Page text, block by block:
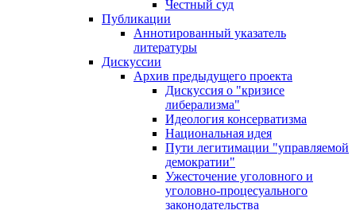
Честный суд
Публикации
Аннотированный указатель
литературы
Дискуссии
Архив предыдущего проекта
Дискуссия о "кризисе
либерализма"
Идеология консерватизма
Национальная идея
Пути легитимации "управляемой
демократии"
Ужесточение уголовного и
уголовно-процесуального
законодательства